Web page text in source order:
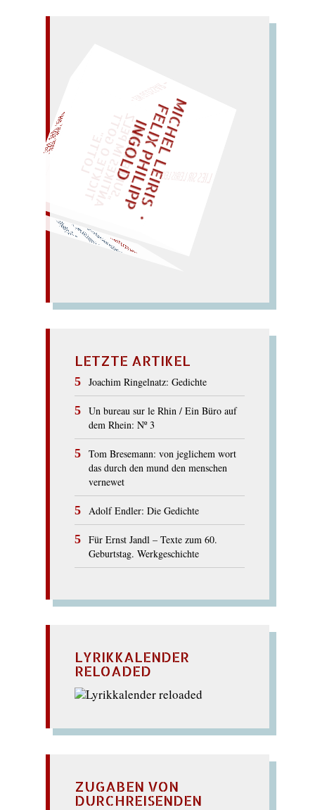
„
S
U
P
P
E
L
E
H
M
A
N
T
I
K
E
S
I
M
P
E
L
ZT
I
C
K
T
E
O
G
O
T
TL
O
T
T
E
lie
bt Pistole, lobt das Essen
(selten): tolle Spässe
… –
Tip: Testpille am Pol.
M
I
C
H
E
L
L
E
I
R
I
S
・
F
E
L
I
X
P
H
I
L
I
P
P
IN
G
O
L
D
EINMAL!
LETZTE ARTIKEL
Joachim Ringelnatz: Gedichte
Un bureau sur le Rhin / Ein Büro auf
dem Rhein: Nº 3
Tom Bresemann: von jeglichem wort
das durch den mund den menschen
vernewet
Adolf Endler: Die Gedichte
Für Ernst Jandl – Texte zum 60.
Geburtstag. Werkgeschichte
LYRIKKALENDER
RELOADED
ZUGABEN VON
DURCHREISENDEN